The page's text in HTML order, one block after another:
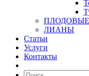
ЛИАНЫ
Статьи
Услуги
Контакты